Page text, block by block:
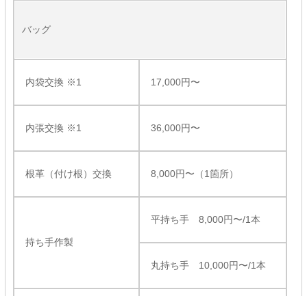
バッグ
内袋交換 ※1 17,000円〜
内張交換 ※1 36,000円〜
根革（付け根）交換 8,000円〜（1箇所）
持ち手作製
平持ち手 8,000円〜/1本
丸持ち手 10,000円〜/1本